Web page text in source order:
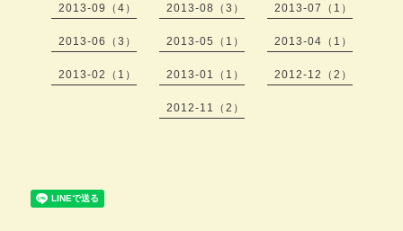
2013-09（4） 2013-08（3） 2013-07（1）
2013-06（3） 2013-05（1） 2013-04（1）
2013-02（1） 2013-01（1） 2012-12（2）
2012-11（2）